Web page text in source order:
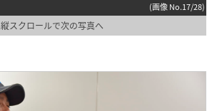
(画像 No.17/28)
縦スクロールで次の写真へ